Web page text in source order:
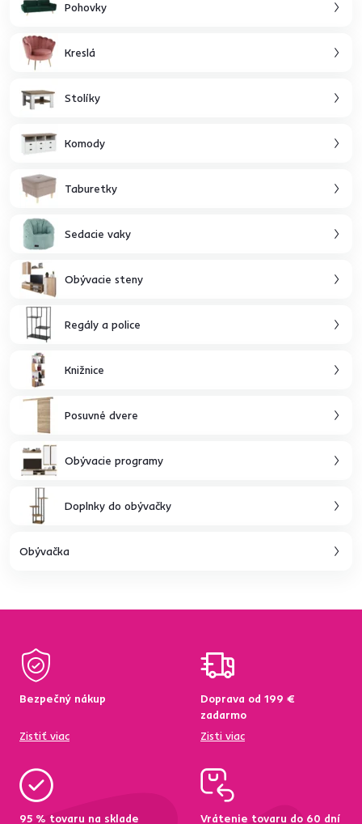
Pohovky
Kreslá
Stolíky
Komody
Taburetky
Sedacie vaky
Obývacie steny
Regály a police
Knižnice
Posuvné dvere
Obývacie programy
Doplnky do obývačky
Obývačka
Bezpečný nákup
Zistiť viac
Doprava od 199 €
zadarmo
Zisti viac
95 % tovaru na sklade
Vrátenie tovaru do 60 dní